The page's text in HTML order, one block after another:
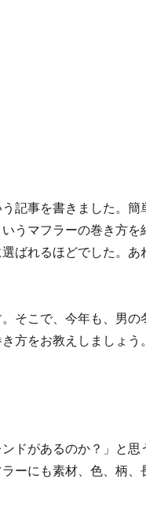
う記事を書きました。簡
うマフラーの巻き方を
ばれるほどでした。あ
そこで、今年も、男の
方をお教えしましょう。
ドがあるのか？」と思
ーにも素材、色、柄、